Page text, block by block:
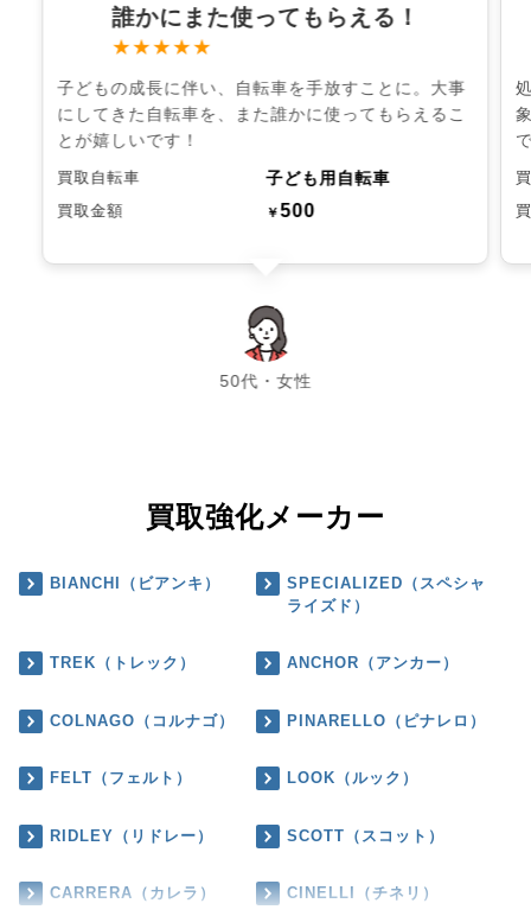
誰かにまた使ってもらえる！
★★★★★
子どもの成長に伴い、自転車を手放すことに。大事
にしてきた自転車を、また誰かに使ってもらえるこ
とが嬉しいです！
買取自転車 子ども用自転車
買取金額 ￥500
50代・女性
chevron_left chevron_right
買取強化メーカー
BIANCHI（ビアンキ）
SPECIALIZED（スペシャ
ライズド）
TREK（トレック） ANCHOR（アンカー）
COLNAGO（コルナゴ） PINARELLO（ピナレロ）
FELT（フェルト） LOOK（ルック）
RIDLEY（リドレー） SCOTT（スコット）
CARRERA（カレラ） CINELLI（チネリ）